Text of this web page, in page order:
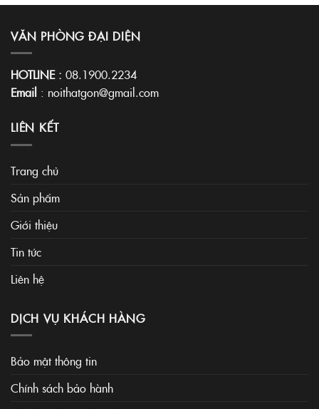
VĂN PHÒNG ĐẠI DIỆN
HOTLINE : 08.1900.2234
Email : noithatgon@gmail.com
LIÊN KẾT
Trang chủ
Sản phẩm
Giới thiệu
Tin tức
Liên hệ
DỊCH VỤ KHÁCH HÀNG
Bảo mật thông tin
Chính sách bảo hành